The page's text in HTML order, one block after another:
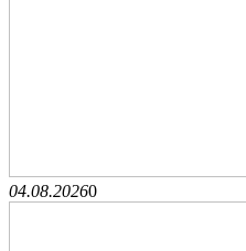
04.08.20260